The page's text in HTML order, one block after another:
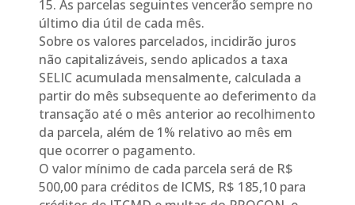
15. As parcelas seguintes vencerão sempre no
último dia útil de cada mês.
Sobre os valores parcelados, incidirão juros
não capitalizáveis, sendo aplicados a taxa
SELIC acumulada mensalmente, calculada a
partir do mês subsequente ao deferimento da
transação até o mês anterior ao recolhimento
da parcela, além de 1% relativo ao mês em
que ocorrer o pagamento.
O valor mínimo de cada parcela será de R$
500,00 para créditos de ICMS, R$ 185,10 para